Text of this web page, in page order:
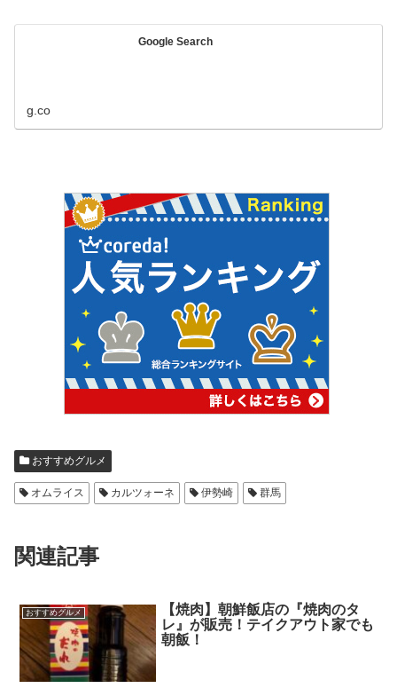
Google Search
g.co
おすすめグルメ
オムライス カルツォーネ 伊勢崎 群馬
関連記事
おすすめグルメ
【焼肉】朝鮮飯店の『焼肉のタ
レ』が販売！テイクアウト家でも
朝飯！